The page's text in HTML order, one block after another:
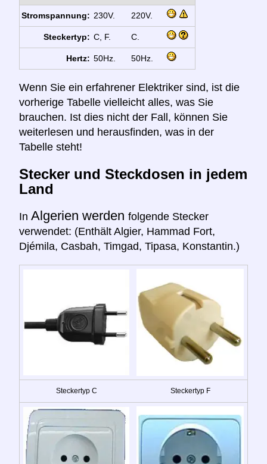
Stromspannung: 230V. 220V.
Steckertyp: C, F. C.
Hertz: 50Hz. 50Hz.
Wenn Sie ein erfahrener Elektriker sind, ist die
vorherige Tabelle vielleicht alles, was Sie
brauchen. Ist dies nicht der Fall, können Sie
weiterlesen und herausfinden, was in der
Tabelle steht!
Stecker und Steckdosen in jedem
Land
In Algerien werden folgende Stecker
verwendet: (Enthält Algier, Hammad Fort,
Djémila, Casbah, Timgad, Tipasa, Konstantin.)
Steckertyp C Steckertyp F